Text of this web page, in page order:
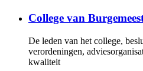
College van
De leden van het college,
verordeningen,
kwaliteit